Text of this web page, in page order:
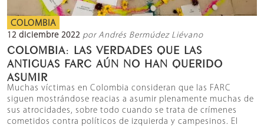
COLOMBIA
12 diciembre 2022 por Andrés Bermúdez Liévano
COLOMBIA: LAS VERDADES QUE LAS
ANTIGUAS FARC AÚN NO HAN QUERIDO
ASUMIR
Muchas víctimas en Colombia consideran que las FARC
siguen mostrándose reacias a asumir plenamente muchas de
sus atrocidades, sobre todo cuando se trata de crímenes
cometidos contra políticos de izquierda y campesinos. El